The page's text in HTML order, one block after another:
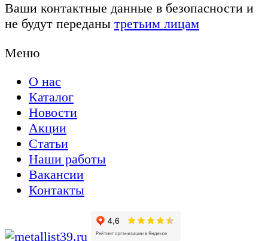
Ваши контактные данные в безопасности и
не будут переданы третьим лицам
Меню
О нас
Каталог
Новости
Акции
Статьи
Наши работы
Вакансии
Контакты